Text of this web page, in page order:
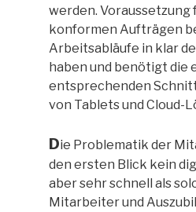
werden.
konformen Aufträgen
Arbeitsabläufe in klar
haben und benötigt die
entsprechenden
von Tablets und Cloud-
Die Problematik der
den ersten Blick kein
aber sehr schnell als
Mitarbeiter und